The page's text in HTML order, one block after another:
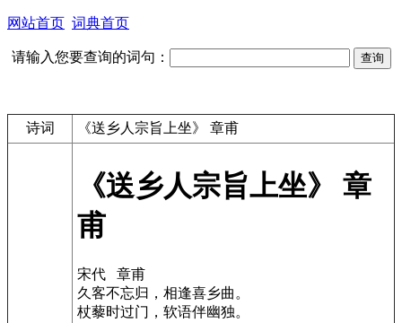
网站首页 词典首页
请输入您要查询的词句：
诗词 《送乡人宗旨上坐》 章甫
《送乡人宗旨上坐》 章
甫
宋代 章甫
久客不忘归，相逢喜乡曲。
杖藜时过门，软语伴幽独。